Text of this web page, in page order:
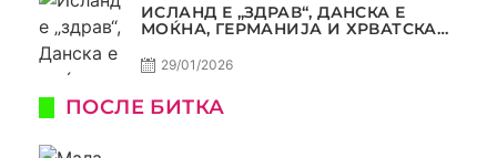
ИСЛАНД Е „ЗДРАВ“, ДАНСКА Е
МОЌНА, ГЕРМАНИЈА И ХРВАТСКА
29/01/2026
ПОСЛЕ БИТКА